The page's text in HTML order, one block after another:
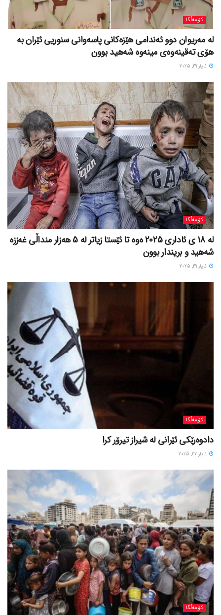
کۆمەڵگا
لە مەریوان دوو ئەندامی هێزەکانی پاسەوانی سنوریی ئێران بە
هۆی تەقینەوەی مینەوە شەهید بوون
ئایار 31, 2025
کۆمەڵگا
لە 18 ی ئاداری 2025 ەوە تا ئێستا زیاتر لە 5 هەزار منداڵی غەززە
شەهید و بریندار بوون
ئایار 31, 2025
کۆمەڵگا
دادوەرێکی ئێرانی لە شیراز تیرۆر کرا
ئایار 27, 2025
کۆمەڵگا